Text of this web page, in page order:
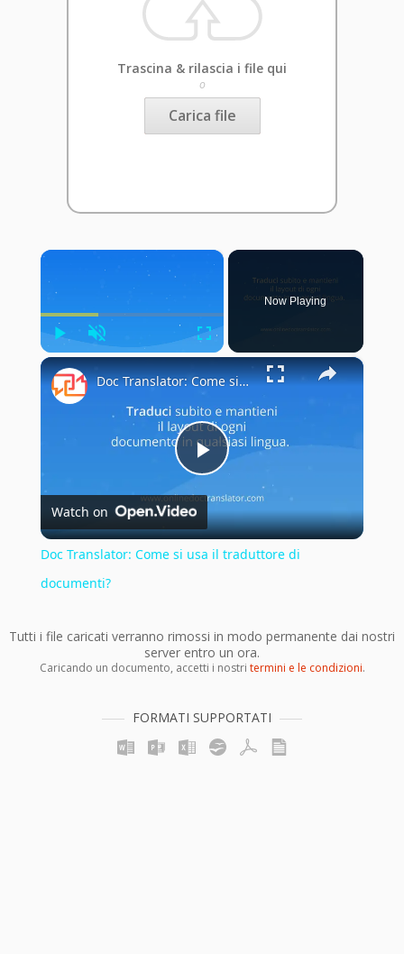
Trascina & rilascia i file qui
o
Carica file
×
Play Unmute Fullscreen
Now Playing
×
Play
Video
Doc Translator: Come si usa il traduttore di documenti?
Watch on
Doc Translator: Come si usa il traduttore di
documenti?
Tutti i file caricati verranno rimossi in modo permanente dai nostri
server entro un ora.
Caricando un documento, accetti i nostri termini e le condizioni.
FORMATI SUPPORTATI